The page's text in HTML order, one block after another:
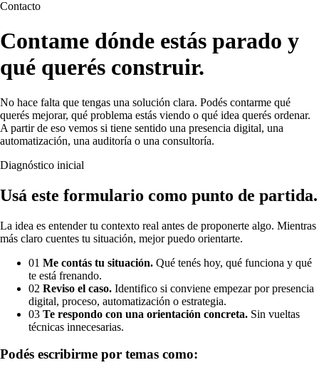
Contacto
Contame dónde estás parado y
qué querés construir.
No hace falta que tengas una solución clara. Podés contarme qué
querés mejorar, qué problema estás viendo o qué idea querés ordenar.
A partir de eso vemos si tiene sentido una presencia digital, una
automatización, una auditoría o una consultoría.
Diagnóstico inicial
Usá este formulario como punto de partida.
La idea es entender tu contexto real antes de proponerte algo. Mientras
más claro cuentes tu situación, mejor puedo orientarte.
01 Me contás tu situación. Qué tenés hoy, qué funciona y qué
te está frenando.
02 Reviso el caso. Identifico si conviene empezar por presencia
digital, proceso, automatización o estrategia.
03 Te respondo con una orientación concreta. Sin vueltas
técnicas innecesarias.
Podés escribirme por temas como: